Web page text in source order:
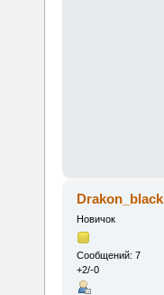
Drakon_black
Новичок
Сообщений: 7
+2/-0